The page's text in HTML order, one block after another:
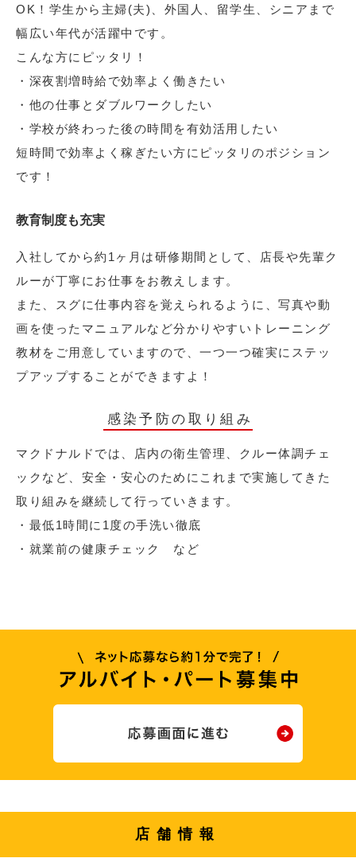
OK！学生から主婦(夫)、外国人、留学生、シニアまで
幅広い年代が活躍中です。
こんな方にピッタリ！
・深夜割増時給で効率よく働きたい
・他の仕事とダブルワークしたい
・学校が終わった後の時間を有効活用したい
短時間で効率よく稼ぎたい方にピッタリのポジション
です！
教育制度も充実
入社してから約1ヶ月は研修期間として、店長や先輩ク
ルーが丁寧にお仕事をお教えします。
また、スグに仕事内容を覚えられるように、写真や動
画を使ったマニュアルなど分かりやすいトレーニング
教材をご用意していますので、一つ一つ確実にステッ
プアップすることができますよ！
感染予防の取り組み
マクドナルドでは、店内の衛生管理、クルー体調チェ
ックなど、安全・安心のためにこれまで実施してきた
取り組みを継続して行っていきます。
・最低1時間に1度の手洗い徹底
・就業前の健康チェック など
店舗情報